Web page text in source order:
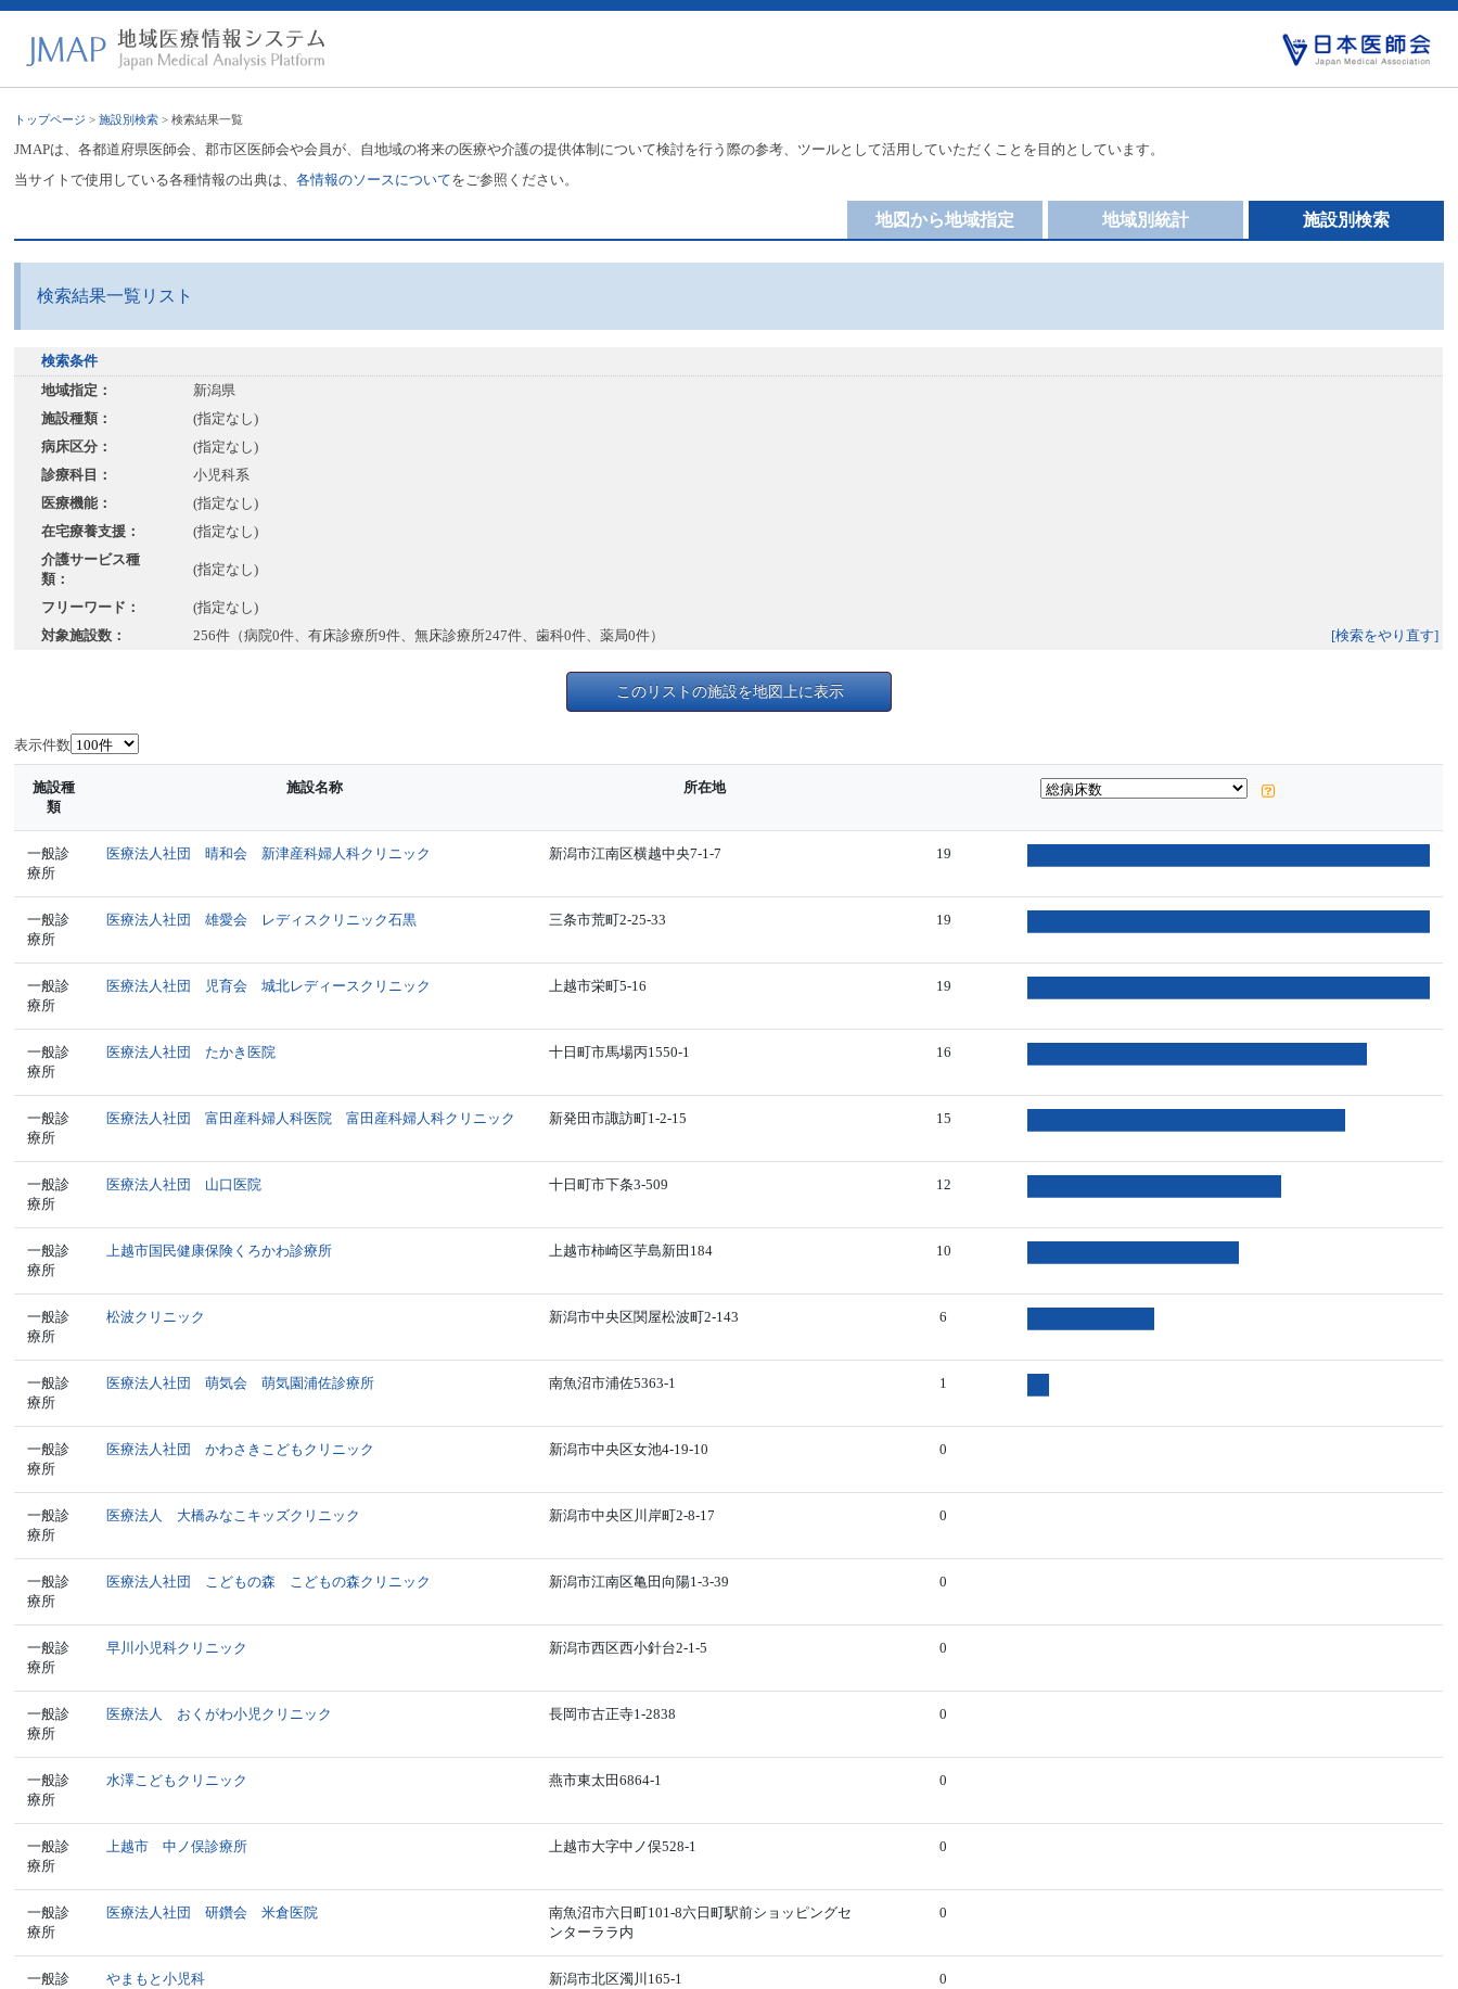
トップページ >施設別検索 > 検索結果一覧
JMAPは、各都道府県医師会、郡市区医師会や会員が、自地域の将来の医療や介護の提供体制について検討を行う際の参考、ツールとして活用していただくことを目的としています。
当サイトで使用している各種情報の出典は、各情報のソースについてをご参照ください。
施設別検索
地域別統計
地図から地域指定
検索結果一覧リスト
検索条件
地域指定：
新潟県
施設種類：
(指定なし)
病床区分：
(指定なし)
診療科目：
小児科系
医療機能：
(指定なし)
在宅療養支援：
(指定なし)
介護サービス種
類：
(指定なし)
フリーワード：
(指定なし)
対象施設数：
256件（病院0件、有床診療所9件、無床診療所247件、歯科0件、薬局0件） [検索をやり直す]
このリストの施設を地図上に表示
表示件数
施設種
類
施設名称 所在地
一般診
療所
医療法人社団 晴和会 新津産科婦人科クリニック 新潟市江南区横越中央7-1-7 19
一般診
療所
医療法人社団 雄愛会 レディスクリニック石黒 三条市荒町2-25-33 19
一般診
療所
医療法人社団 児育会 城北レディースクリニック 上越市栄町5-16 19
一般診
療所
医療法人社団 たかき医院 十日町市馬場丙1550-1 16
一般診
療所
医療法人社団 富田産科婦人科医院 富田産科婦人科クリニック 新発田市諏訪町1-2-15 15
一般診
療所
医療法人社団 山口医院 十日町市下条3-509 12
一般診
療所
上越市国民健康保険くろかわ診療所 上越市柿崎区芋島新田184 10
一般診
療所
松波クリニック 新潟市中央区関屋松波町2-143 6
一般診
療所
医療法人社団 萌気会 萌気園浦佐診療所 南魚沼市浦佐5363-1 1
一般診
療所
医療法人社団 かわさきこどもクリニック 新潟市中央区女池4-19-10 0
一般診
療所
医療法人 大橋みなこキッズクリニック 新潟市中央区川岸町2-8-17 0
一般診
療所
医療法人社団 こどもの森 こどもの森クリニック 新潟市江南区亀田向陽1-3-39 0
一般診
療所
早川小児科クリニック 新潟市西区西小針台2-1-5 0
一般診
療所
医療法人 おくがわ小児クリニック 長岡市古正寺1-2838 0
一般診
療所
水澤こどもクリニック 燕市東太田6864-1 0
一般診
療所
上越市 中ノ俣診療所 上越市大字中ノ俣528-1 0
一般診
療所
医療法人社団 研鑽会 米倉医院
南魚沼市六日町101-8六日町駅前ショッピングセ
ンターララ内
0
一般診
やまもと小児科 新潟市北区濁川165-1 0